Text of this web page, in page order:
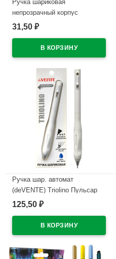
Ручка шариковая
непрозрачный корпус
(deVENTE) Простые линии
синий корпус арт.5073626
31,50 ₽
Ручка шар. автомат
(deVENTE) Triolino Пульсар
(Pulsar) н/
арт.5070609 (Ст12)
125,50 ₽